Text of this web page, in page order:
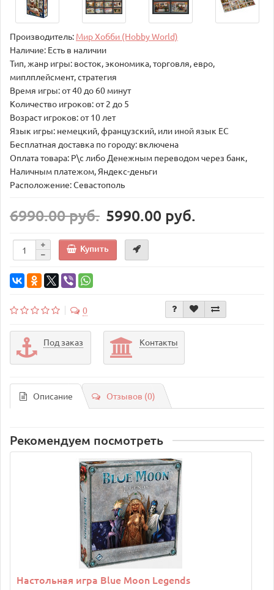
Производитель: Мир Хобби (Hobby World)
Наличие: Есть в наличии
Тип, жанр игры: восток, экономика, торговля, евро,
миплплейсмент, стратегия
Время игры: от 40 до 60 минут
Количество игроков: от 2 до 5
Возраст игроков: от 10 лет
Язык игры: немецкий, французский, или иной язык ЕС
Бесплатная доставка по городу: включена
Оплата товара: Р\с либо Денежным переводом через банк,
Наличным платежом, Яндекс-деньги
Расположение: Севастополь
6990.00 руб. 5990.00 руб.
Купить
0
Под заказ Контакты
Описание Отзывов (0)
Рекомендуем посмотреть
Настольная игра Blue Moon Legends